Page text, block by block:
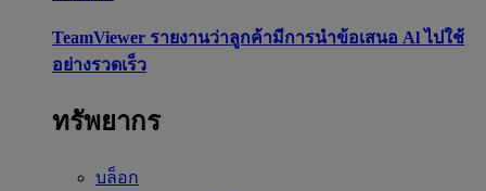
TeamViewer รายงานว่าลูกค้ามีการนำข้อเสนอ Al ไปใช้
อย่างรวดเร็ว
ทรัพยากร
บล็อก